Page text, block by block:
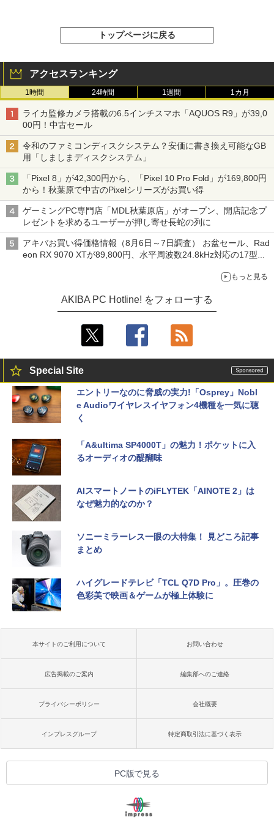
トップページに戻る
アクセスランキング
1時間 24時間 1週間 1カ月
ライカ監修カメラ搭載の6.5インチスマホ「AQUOS R9」が39,0
00円！中古セール
令和のファミコンディスクシステム？安価に書き換え可能なGB
用「しましまディスクシステム」
「Pixel 8」が42,300円から、「Pixel 10 Pro Fold」が169,800円
から！秋葉原で中古のPixelシリーズがお買い得
ゲーミングPC専門店「MDL秋葉原店」がオープン、開店記念プ
レゼントを求めるユーザーが押し寄せ長蛇の列に
アキバお買い得価格情報（8月6日～7日調査） お盆セール、Rad
eon RX 9070 XTが89,800円、水平周波数24.8kHz対応の17型モ
もっと見る
AKIBA PC Hotline! をフォローする
Special Site
エントリーなのに脅威の実力!「Osprey」Nobl
e Audioワイヤレスイヤフォン4機種を一気に聴
く
「A&ultima SP4000T」の魅力！ポケットに入
るオーディオの醍醐味
AIスマートノートのiFLYTEK「AINOTE 2」は
なぜ魅力的なのか？
ソニーミラーレス一眼の大特集！ 見どころ記事
まとめ
ハイグレードテレビ「TCL Q7D Pro」。圧巻の
色彩美で映画＆ゲームが極上体験に
本サイトのご利用について お問い合わせ
広告掲載のご案内 編集部へのご連絡
プライバシーポリシー 会社概要
インプレスグループ 特定商取引法に基づく表示
PC版で見る